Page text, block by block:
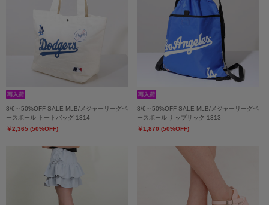
8/6～50%OFF SALE MLB/メジャーリーグベ
ースボール トートバッグ 1314
￥2,365 (50%OFF)
8/6～50%OFF SALE MLB/メジャーリーグベ
ースボール ナップサック 1313
￥1,870 (50%OFF)